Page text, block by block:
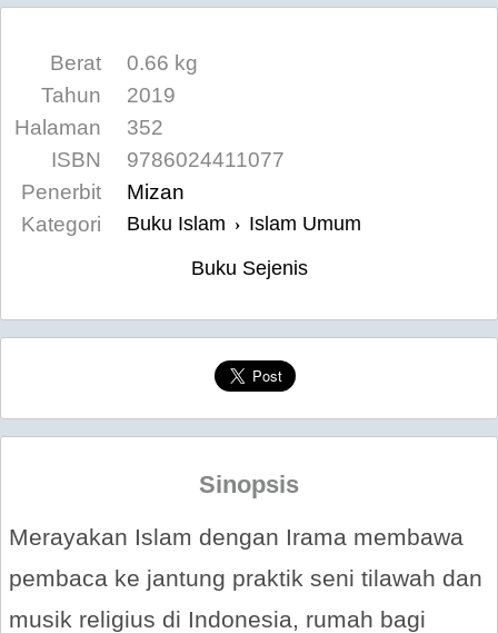
Berat
0.66 kg
Tahun
2019
Halaman
352
ISBN
9786024411077
Penerbit
Mizan
Kategori
Buku Islam › Islam Umum
Buku Sejenis
Sinopsis
Merayakan Islam dengan Irama membawa
pembaca ke jantung praktik seni tilawah dan
musik religius di Indonesia, rumah bagi